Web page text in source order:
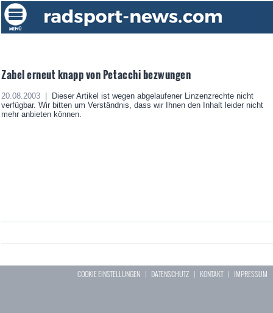
Zabel erneut knapp von Petacchi bezwungen
20.08.2003 |
Dieser Artikel ist wegen abgelaufener Linzenzrechte nicht
verfügbar. Wir bitten um Verständnis, dass wir Ihnen den Inhalt leider nicht
mehr anbieten können.
COOKIE EINSTELLUNGEN | DATENSCHUTZ | KONTAKT| IMPRESSUM